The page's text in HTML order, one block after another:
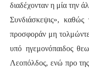
διαδέχονταν η μία την
Συνδιάσκεψις»,
προσφοράν μη
υπό ηγεμονόπαιδος
Λεοπόλδος, ενώ προ